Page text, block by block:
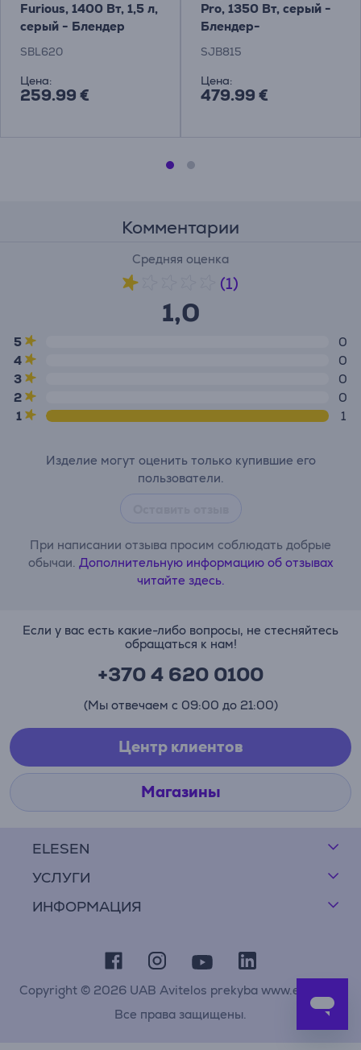
Furious, 1400 Вт, 1,5 л,
серый - Блендер
SBL620
Цена:
259.99 €
Pro, 1350 Вт, серый -
Блендер-
соковыжималка Товар
SJB815
Цена:
479.99 €
Комментарии
Средняя оценка
(1)
1,0
5
0
4
0
3
0
2
0
1
1
Изделие могут оценить только купившие его
пользователи.
При написании отзыва просим соблюдать добрые
обычаи. Дополнительную информацию об отзывах
читайте здесь.
ELESEN
УСЛУГИ
ИНФОРМАЦИЯ
Если у вас есть какие-либо вопросы, не стесняйтесь
обращаться к нам!
+370 4 620 0100
(Мы отвечаем с 09:00 до 21:00)
Центр клиентов
Магазины
Copyright © 2026 UAB Avitelos prekyba www.elesen.lt
Все права защищены.